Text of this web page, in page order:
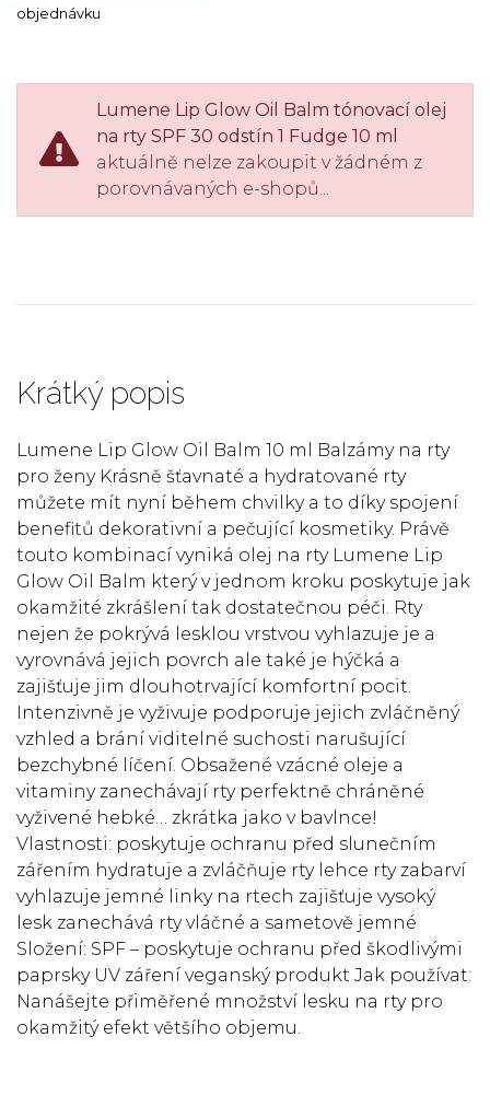
objednávku
Lumene Lip Glow Oil Balm tónovací olej
na rty SPF 30 odstín 1 Fudge 10 ml
aktuálně nelze zakoupit v žádném z
porovnávaných e-shopů...
Krátký popis
Lumene Lip Glow Oil Balm 10 ml Balzámy na rty
pro ženy Krásně šťavnaté a hydratované rty
můžete mít nyní během chvilky a to díky spojení
benefitů dekorativní a pečující kosmetiky. Právě
touto kombinací vyniká olej na rty Lumene Lip
Glow Oil Balm který v jednom kroku poskytuje jak
okamžité zkrášlení tak dostatečnou péči. Rty
nejen že pokrývá lesklou vrstvou vyhlazuje je a
vyrovnává jejich povrch ale také je hýčká a
zajišťuje jim dlouhotrvající komfortní pocit.
Intenzivně je vyživuje podporuje jejich zvláčněný
vzhled a brání viditelné suchosti narušující
bezchybné líčení. Obsažené vzácné oleje a
vitaminy zanechávají rty perfektně chráněné
vyživené hebké… zkrátka jako v bavlnce!
Vlastnosti: poskytuje ochranu před slunečním
zářením hydratuje a zvláčňuje rty lehce rty zabarví
vyhlazuje jemné linky na rtech zajišťuje vysoký
lesk zanechává rty vláčné a sametově jemné
Složení: SPF – poskytuje ochranu před škodlivými
paprsky UV záření veganský produkt Jak používat:
Nanášejte přiměřené množství lesku na rty pro
okamžitý efekt většího objemu.